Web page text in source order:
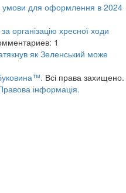
умови для оформлення в 2024
організацію хресної ходи
1
як Зеленський може
Всі права захищено.
інформація.